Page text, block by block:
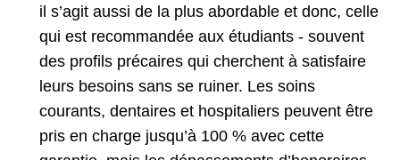
il s’agit aussi de la plus abordable et donc, celle
qui est recommandée aux étudiants - souvent
des profils précaires qui cherchent à satisfaire
leurs besoins sans se ruiner. Les soins
courants, dentaires et hospitaliers peuvent être
pris en charge jusqu’à 100 % avec cette